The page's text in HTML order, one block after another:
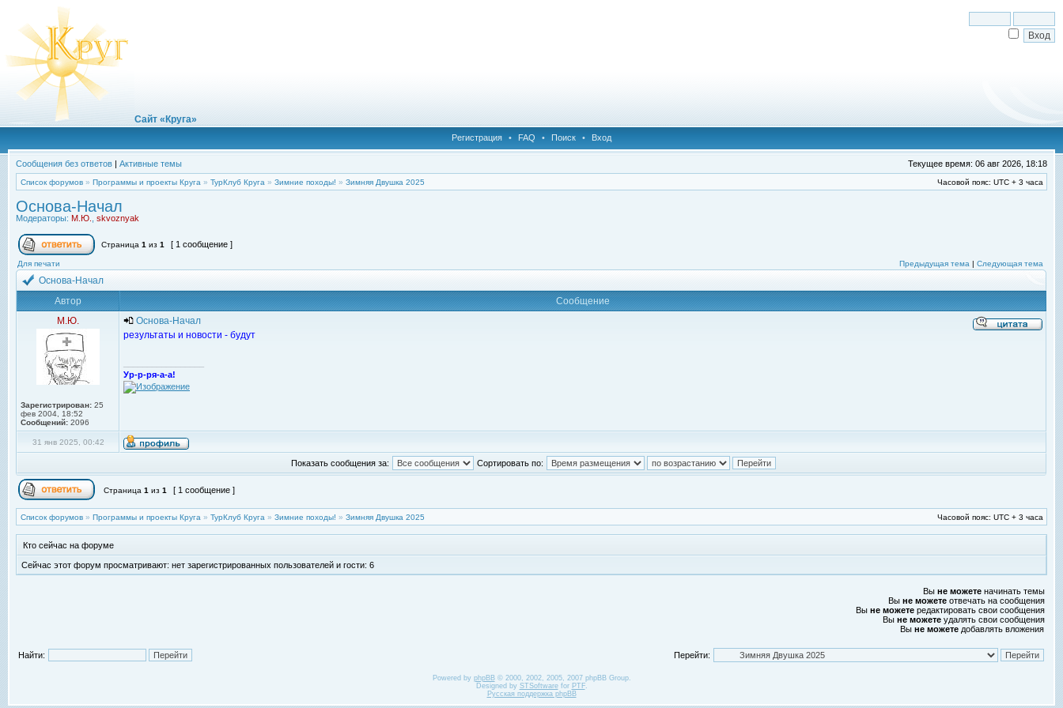
Сайт «Круга»
Регистрация • FAQ • Поиск • Вход
Сообщения без ответов | Активные темы Текущее время: 06 авг 2026, 18:18
Список форумов » Программы и проекты Круга » ТурКлуб Круга » Зимние походы! » Зимняя Двушка 2025 Часовой пояс: UTC + 3 часа
Основа-Начал
Модераторы: М.Ю. skvoznyak
Страница 1 из 1 [ 1 сообщение ]
Для печати Предыдущая тема | Следующая тема
Основа-Начал
Автор
Сообщение
М.Ю.
Зарегистрирован: 25
фев 2004, 18:52
Сообщений: 2096
Основа-Начал
результаты и новости - будут
Ур-р-ря-а-а!
31 янв 2025, 00:42
Показать сообщения за: Сортировать по:
Страница 1 из 1 [ 1 сообщение ]
Список форумов » Программы и проекты Круга » ТурКлуб Круга » Зимние походы! » Зимняя Двушка 2025 Часовой пояс: UTC + 3 часа
Кто сейчас на форуме
Сейчас этот форум просматривают: нет зарегистрированных пользователей и гости: 6
Вы не можете начинать темы
Вы не можете отвечать на сообщения
Вы не можете редактировать свои сообщения
Вы не можете удалять свои сообщения
Вы не можете добавлять вложения
Найти: Перейти:
Powered by phpBB© 2000, 2002, 2005, 2007 phpBB Group.
Designed by STSoftwarefor PTF.
Русская поддержка phpBB